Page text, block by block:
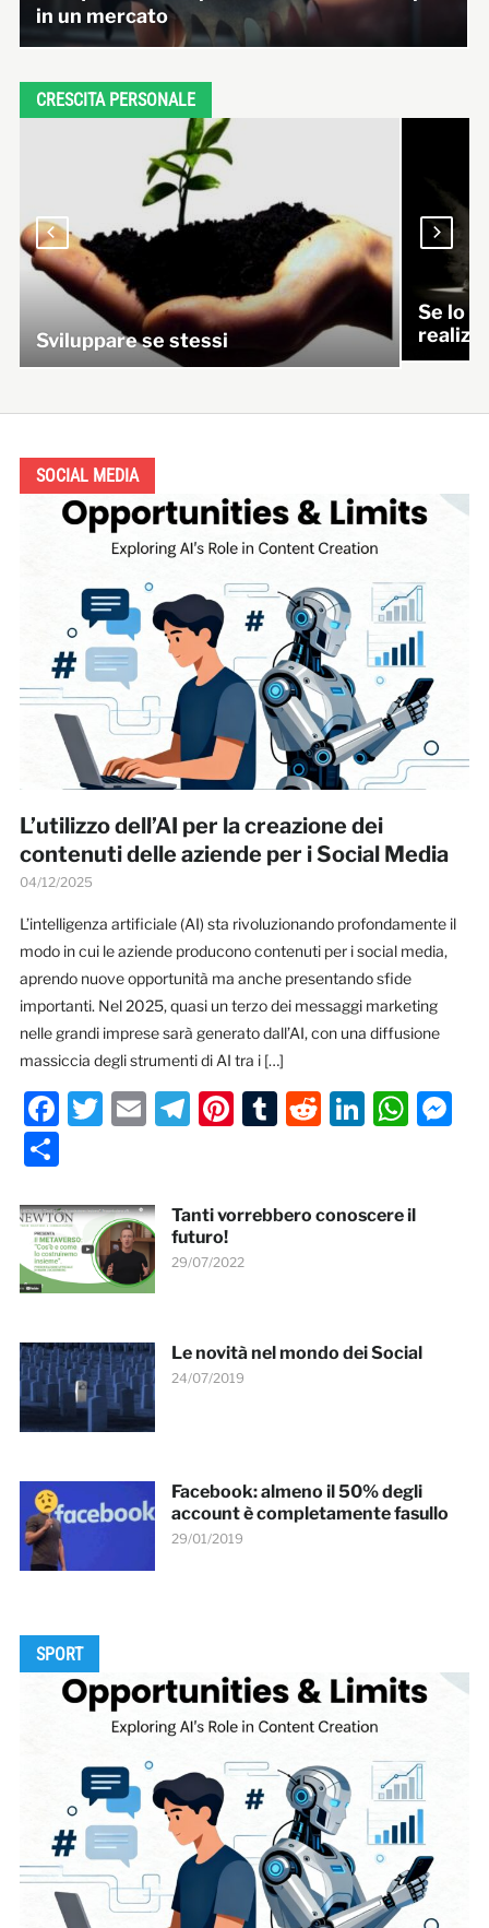
in un mercato
CRESCITA PERSONALE
Sviluppare se stessi
Se lo
SOCIAL MEDIA
L’utilizzo dell’AI per la creazione dei
contenuti delle aziende per i Social Media
04/12/2025
L’intelligenza artificiale (AI) sta rivoluzionando profondamente il
modo in cui le aziende producono contenuti per i social media,
aprendo nuove opportunità ma anche presentando sfide
importanti. Nel 2025, quasi un terzo dei messaggi marketing
nelle grandi imprese sarà generato dall’AI, con una diffusione
massiccia degli strumenti di AI tra i […]
Facebook
Twitter
EmailTelegram
Pinterest
Tumblr
Reddit
Condividi
Tanti vorrebbero conoscere il
futuro!
29/07/2022
Le novità nel mondo dei Social
24/07/2019
Facebook: almeno il 50% degli
account è completamente fasullo
29/01/2019
SPORT